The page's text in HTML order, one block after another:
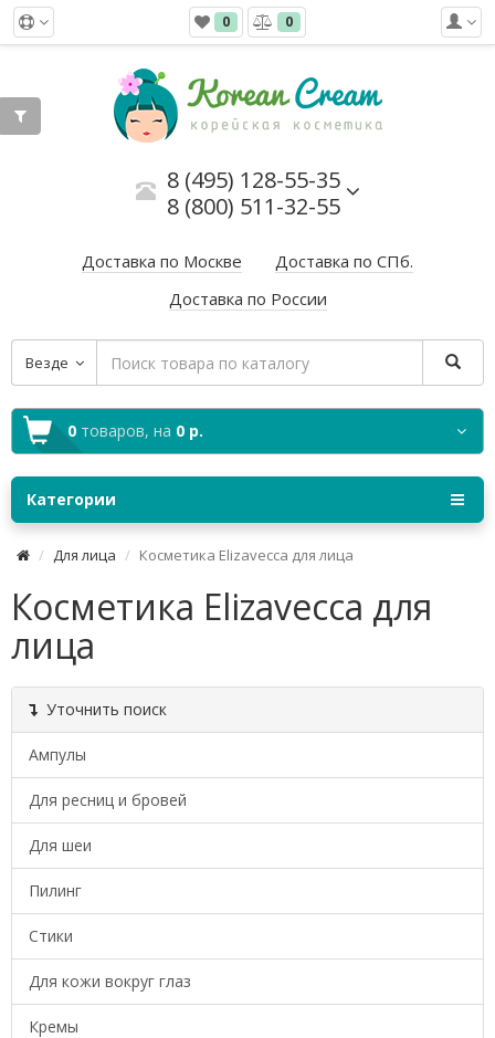
0 0
8 (495) 128-55-35
8 (800) 511-32-55
Доставка по Москве
Доставка по СПб.
Доставка по России
Везде
0 товаров, на 0 р.
Категории
Для лица Косметика Elizavecca для лица
Косметика Elizavecca для
лица
Уточнить поиск
Ампулы
Для ресниц и бровей
Для шеи
Пилинг
Стики
Для кожи вокруг глаз
Кремы